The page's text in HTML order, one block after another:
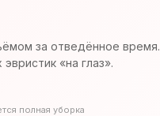
за отведённое время.
эвристик «на глаз».
полная уборка